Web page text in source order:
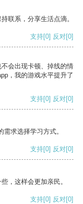
联系，分享生活点滴。
支持[0] 反对[0]
会出现卡顿、掉线的情
，我的游戏水平提升了
支持[0] 反对[0]
求选择学习方式。
支持[0] 反对[0]
，这样会更加亲民。
支持[0] 反对[0]